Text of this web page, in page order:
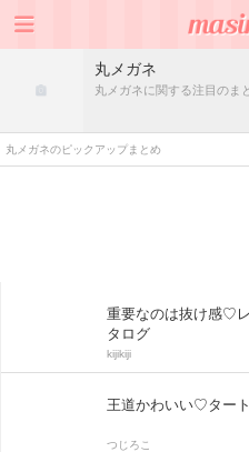
丸メガネ
丸メガネに関する注目のま
丸メガネのピックアップまとめ
重要なのは抜け感♡
タログ
kijikiji
王道かわいい♡ター
つじろこ